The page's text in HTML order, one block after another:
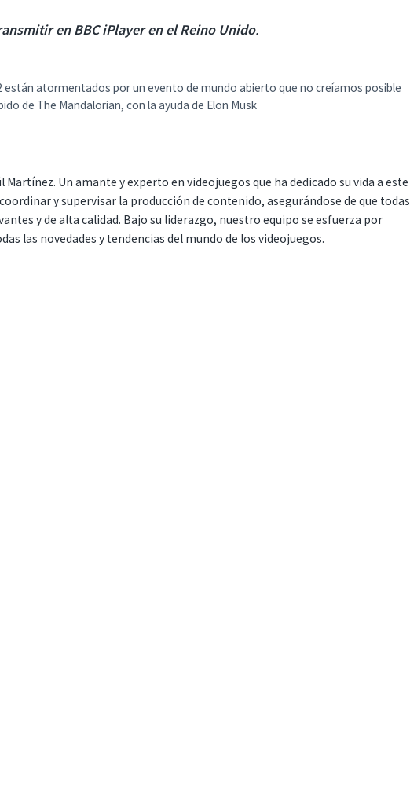
en BBC iPlayer en el Reino Unido.
están atormentados por un evento de mundo abierto que no creíamos posible
de The Mandalorian, con la ayuda de Elon Musk
Martínez. Un amante y experto en videojuegos que ha dedicado su vida a este
y supervisar la producción de contenido, asegurándose de que todas
y de alta calidad. Bajo su liderazgo, nuestro equipo se esfuerza por
las novedades y tendencias del mundo de los videojuegos.